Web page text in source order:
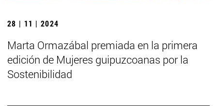
28 | 11 | 2024
Marta Ormazábal premiada en la primera
edición de Mujeres guipuzcoanas por la
Sostenibilidad